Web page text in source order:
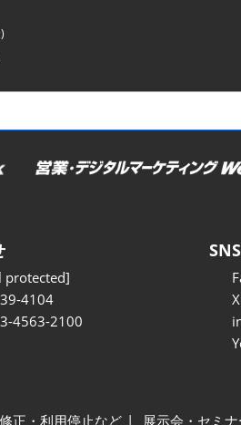
protected]
4104
4563-2100
SNS
正・利用停止など 展示会・セミ